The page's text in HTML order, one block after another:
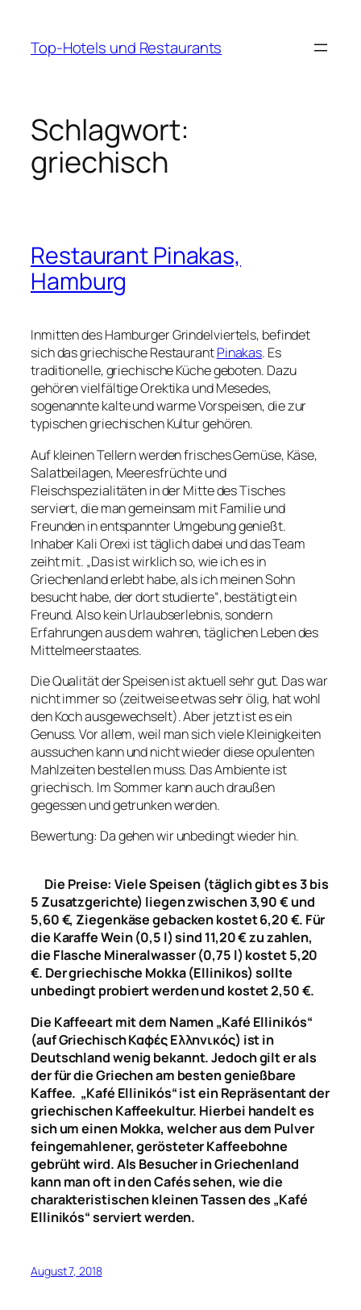
springen
Top-Hotels und Restaurants
Schlagwort:
griechisch
Restaurant Pinakas,
Hamburg
Inmitten des Hamburger Grindelviertels, befindet
sich das griechische RestaurantPinakas. Es
traditionelle, griechische Küche geboten. Dazu
gehören vielfältige Orektika und Mesedes,
sogenannte kalte und warme Vorspeisen, die zur
typischen griechischen Kultur gehören.
Auf kleinen Tellern werden frisches Gemüse, Käse,
Salatbeilagen, Meeresfrüchte und
Fleischspezialitäten in der Mitte des Tisches
serviert, die man gemeinsam mit Familie und
Freunden in entspannter Umgebung genießt.
Inhaber Kali Orexi ist täglich dabei und das Team
zeiht mit. „Das ist wirklich so, wie ich es in
Griechenland erlebt habe, als ich meinen Sohn
besucht habe, der dort studierte“, bestätigt ein
Freund. Also kein Urlaubserlebnis, sondern
Erfahrungen aus dem wahren, täglichen Leben des
Mittelmeerstaates.
Die Qualität der Speisen ist aktuell sehr gut. Das war
nicht immer so (zeitweise etwas sehr ölig, hat wohl
den Koch ausgewechselt). Aber jetzt ist es ein
Genuss. Vor allem, weil man sich viele Kleinigkeiten
aussuchen kann und nicht wieder diese opulenten
Mahlzeiten bestellen muss. Das Ambiente ist
griechisch. Im Sommer kann auch draußen
gegessen und getrunken werden.
Bewertung: Da gehen wir unbedingt wieder hin.
Die Preise: Viele Speisen (täglich gibt es 3 bis
5 Zusatzgerichte) liegen zwischen 3,90 € und
5,60 €, Ziegenkäse gebacken kostet 6,20 €. Für
die Karaffe Wein (0,5 l) sind 11,20 € zu zahlen,
die Flasche Mineralwasser (0,75 l) kostet 5,20
€. Der griechische Mokka (Ellinikos) sollte
unbedingt probiert werden und kostet 2,50 €.
Die Kaffeeart mit dem Namen „Kafé Ellinikós“
(auf Griechisch Καφές Ελληνικός) ist in
Deutschland wenig bekannt. Jedoch gilt er als
der für die Griechen am besten genießbare
Kaffee. „Kafé Ellinikós“ ist ein Repräsentant der
griechischen Kaffeekultur. Hierbei handelt es
sich um einen Mokka, welcher aus dem Pulver
feingemahlener, gerösteter Kaffeebohne
gebrüht wird. Als Besucher in Griechenland
kann man oft in den Cafés sehen, wie die
charakteristischen kleinen Tassen des „Kafé
Ellinikós“ serviert werden.
August 7, 2018